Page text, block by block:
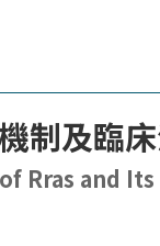
制及臨
Rras and